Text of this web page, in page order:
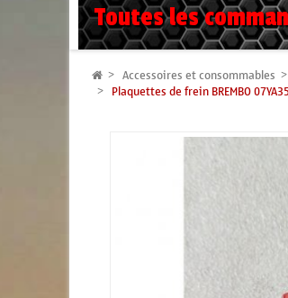
Toutes les
Accessoires et consommables
Plaquettes de frein BREMBO